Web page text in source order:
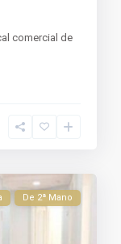
comercial de
De 2ª Mano